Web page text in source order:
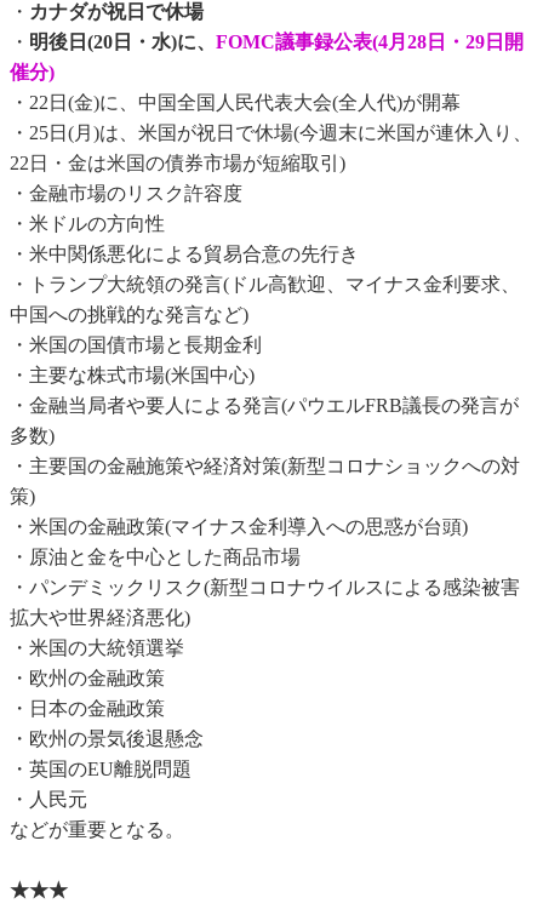
・ カナダが祝日で休場
・ 明後日(20日・水)に、 FOMC議事録公表(4月28日・29日開
催分)
・22日(金)に、中国全国人民代表大会(全人代)が開幕
・25日(月)は、米国が祝日で休場(今週末に米国が連休入り、
22日・金は米国の債券市場が短縮取引)
・金融市場のリスク許容度
・米ドルの方向性
・米中関係悪化による貿易合意の先行き
・トランプ大統領の発言(ドル高歓迎、マイナス金利要求、
中国への挑戦的な発言など)
・米国の国債市場と長期金利
・主要な株式市場(米国中心)
・金融当局者や要人による発言(パウエルFRB議長の発言が
多数)
・主要国の金融施策や経済対策(新型コロナショックへの対
策)
・米国の金融政策(マイナス金利導入への思惑が台頭)
・原油と金を中心とした商品市場
・パンデミックリスク(新型コロナウイルスによる感染被害
拡大や世界経済悪化)
・米国の大統領選挙
・欧州の金融政策
・日本の金融政策
・欧州の景気後退懸念
・英国のEU離脱問題
・人民元
などが重要となる。
★★★